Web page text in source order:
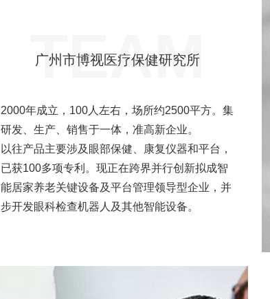
TEAM
广州市博视医疗保健研究所
2000年成立，100人左右，场所约2500平方。集
研发、生产、销售于一体，准高新企业。
以往产品主要涉及眼部保健、康复仪器和平台，
已获100多项专利。现正在跨界并行创新拟成智
能居家养老关键设备及平台管理领导型企业，并
步开发眼科检查机器人及其他智能设备。